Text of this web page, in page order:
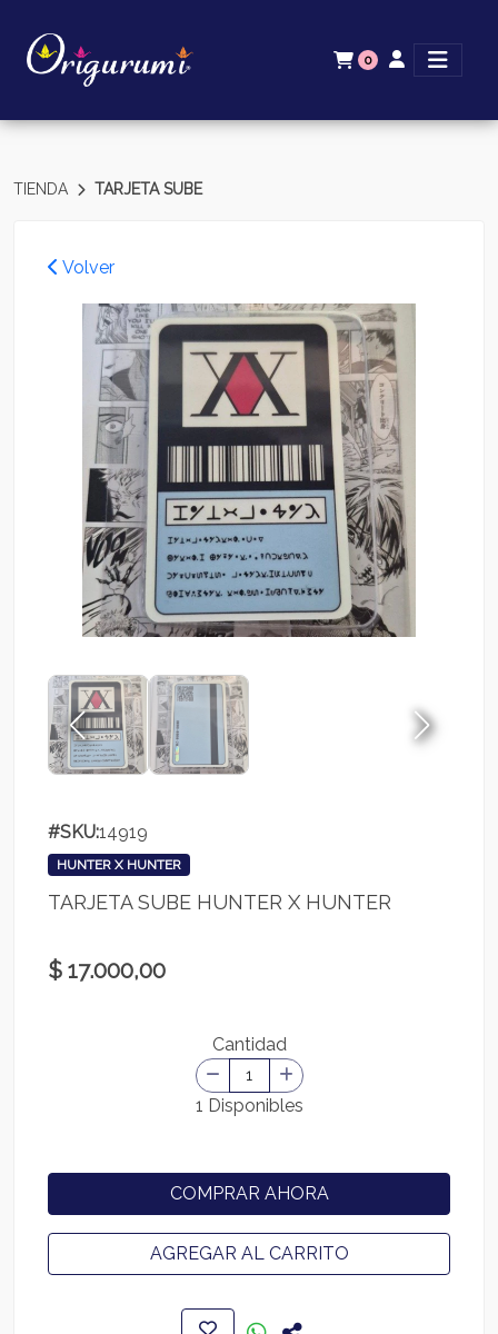
0
TIENDA TARJETA SUBE
Volver
#SKU:14919
HUNTER X HUNTER
TARJETA SUBE HUNTER X HUNTER
$ 17.000,00
Cantidad
1 Disponibles
COMPRAR AHORA
AGREGAR AL CARRITO